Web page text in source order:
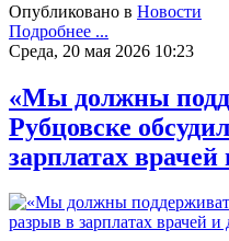
Опубликовано в Новости
Подробнее ...
Среда, 20 мая 2026 10:23
«Мы должны
Рубцовске
зарплатах